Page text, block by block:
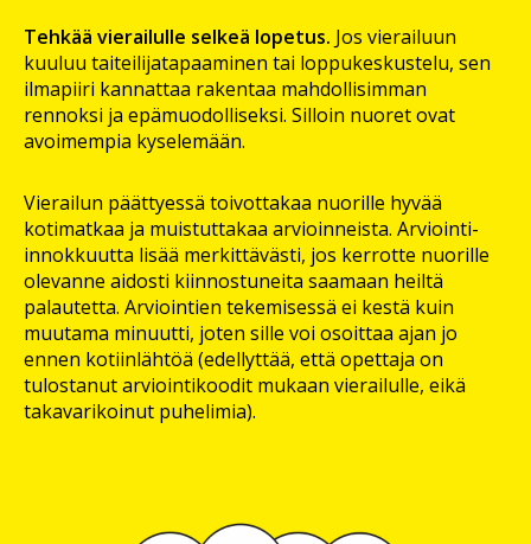
Tehkää vierailulle selkeä lopetus. Jos vierailuun
kuuluu taiteilijatapaaminen tai loppukeskustelu, sen
ilmapiiri kannattaa rakentaa mahdollisimman
rennoksi ja epämuodolliseksi. Silloin nuoret ovat
avoimempia kyselemään.
Vierailun päättyessä toivottakaa nuorille hyvää
kotimatkaa ja muistuttakaa arvioinneista. Arviointi-
innokkuutta lisää merkittävästi, jos kerrotte nuorille
olevanne aidosti kiinnostuneita saamaan heiltä
palautetta. Arviointien tekemisessä ei kestä kuin
muutama minuutti, joten sille voi osoittaa ajan jo
ennen kotiinlähtöä (edellyttää, että opettaja on
tulostanut arviointikoodit mukaan vierailulle, eikä
takavarikoinut puhelimia).